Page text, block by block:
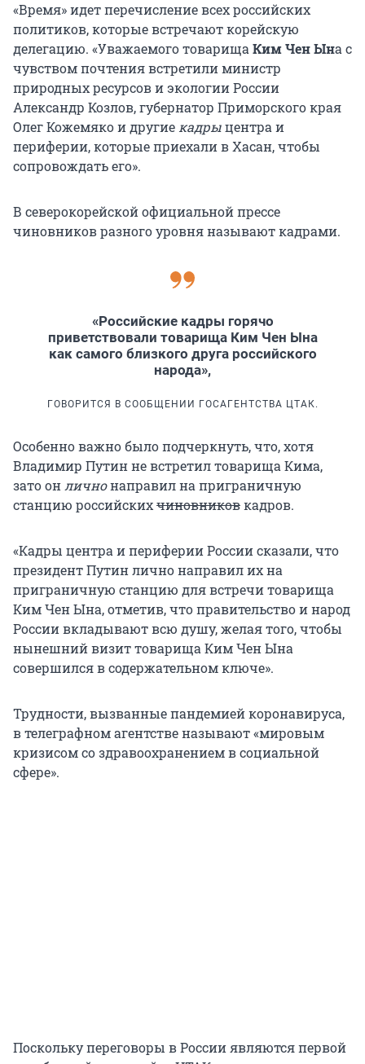
«Время» идет перечисление всех российских
политиков, которые встречают корейскую
делегацию. «Уважаемого товарища Ким Чен Ына с
чувством почтения встретили министр
природных ресурсов и экологии России
Александр Козлов, губернатор Приморского края
Олег Кожемяко и другие кадрыцентра и
периферии, которые приехали в Хасан, чтобы
сопровождать его».
В северокорейской официальной прессе
чиновников разного уровня называют кадрами.
«Российские кадры горячо
приветствовали товарища Ким Чен Ына
как самого близкого друга российского
народа»,
ГОВОРИТСЯ В СООБЩЕНИИ ГОСАГЕНТСТВА ЦТАК.
Особенно важно было подчеркнуть, что, хотя
Владимир Путин не встретил товарища Кима,
зато он личнонаправил на приграничную
станцию российскихчиновниковкадров.
«Кадры центра и периферии России сказали, что
президент Путин лично направил их на
приграничную станцию для встречи товарища
Ким Чен Ына, отметив, что правительство и народ
России вкладывают всю душу, желая того, чтобы
нынешний визит товарища Ким Чен Ына
совершился в содержательном ключе».
Трудности, вызванные пандемией коронавируса,
в телеграфном агентстве называют «мировым
кризисом со здравоохранением в социальной
сфере».
Поскольку переговоры в России являются первой